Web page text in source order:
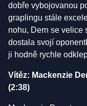
dobře vybojovanou
graplingu stále
nohu, Dern se velice
dostala svojí
ji hodně rychle
Vítěz: Mackenzie
(2:38)